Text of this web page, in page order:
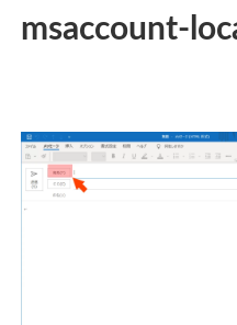
msaccount-